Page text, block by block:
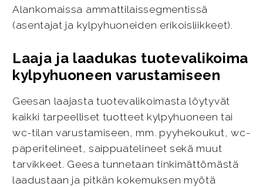
Alankomaissa ammattilaissegmentissä
(asentajat ja kylpyhuoneiden erikoisliikkeet).
Laaja ja laadukas tuotevalikoima
kylpyhuoneen varustamiseen
Geesan laajasta tuotevalikoimasta löytyvät
kaikki tarpeelliset tuotteet kylpyhuoneen tai
wc-tilan varustamiseen, mm. pyyhekoukut, wc-
paperitelineet, saippuatelineet sekä muut
tarvikkeet. Geesa tunnetaan tinkimättömästä
laadustaan ja pitkän kokemuksen myötä